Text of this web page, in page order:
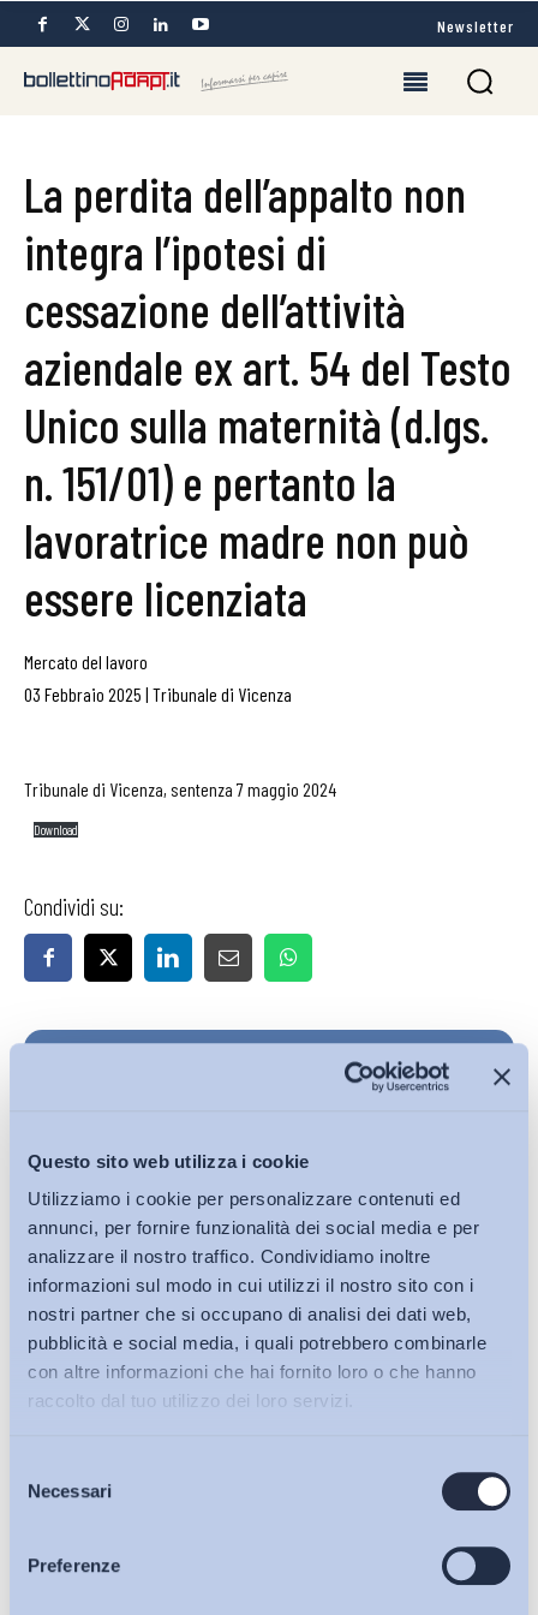
Questo sito web utilizza i cookie
Utilizziamo i cookie per personalizzare contenuti ed
annunci, per fornire funzionalità dei social media e per
analizzare il nostro traffico. Condividiamo inoltre
informazioni sul modo in cui utilizzi il nostro sito con i
nostri partner che si occupano di analisi dei dati web,
pubblicità e social media, i quali potrebbero combinarle
con altre informazioni che hai fornito loro o che hanno
raccolto dal tuo utilizzo dei loro servizi.
delNecessari
Preferenze
Bollettini ADAPT
Articoli
Newsletter
La perdita dell’appalto non
integra l’ipotesi di
cessazione dell’attività
aziendale ex art. 54 del Testo
Unico sulla maternità (d.lgs.
n. 151/01) e pertanto la
lavoratrice madre non può
essere licenziata
Mercato del lavoro
03 Febbraio 2025 | Tribunale di Vicenza
Tribunale di Vicenza, sentenza 7 maggio 2024
Download
Condividi su:
Iscriviti alla Newsletter